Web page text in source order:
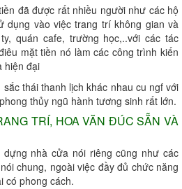
đã được rất nhiều người như các hộ
vào việc trang trí không gian và
quán cafe, trường học,..với các tác
mặt tiền nó làm các công trình kiến
hiện đại
thái thanh lịch khác nhau cu ngf với
thủy ngũ hành tương sinh rất lớn.
TRÍ, HOA VĂN ĐÚC SẴN VÀ
nhà cửa nói riêng cũng như các
chung, ngoài việc đầy đủ chức năng
có phong cách.